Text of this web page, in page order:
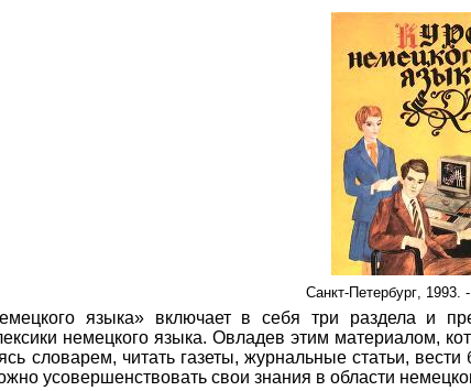
Санкт-Петербург, 1993.
языка» включает в себя три раздела и
немецкого языка. Овладев этим материалом,
словарем, читать газеты, журнальные статьи,
усовершенствовать свои знания в области